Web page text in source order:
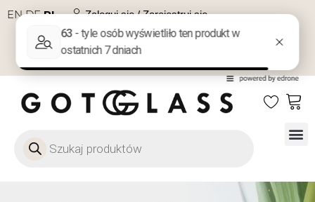
EN DE PL Zaloguj się / Zarejestruj się
NA PREZENT